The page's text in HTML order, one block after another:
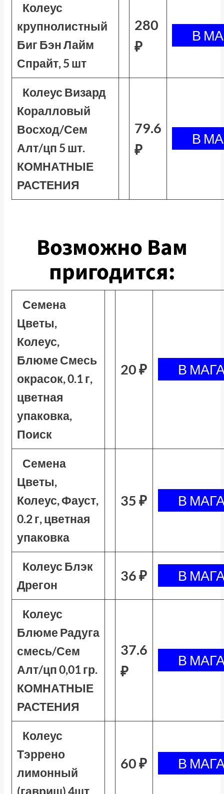
Колеус
крупнолистный
Биг Бэн Лайм
Спрайт, 5 шт
280
₽
Колеус Визард
Коралловый
Восход/Сем
Алт/цп 5 шт.
КОМНАТНЫЕ
РАСТЕНИЯ
79.6
₽
Возможно Вам
пригодится:
Семена
Цветы,
Колеус,
Блюме Смесь
окрасок, 0.1 г,
цветная
упаковка,
Поиск
20 ₽
Семена
Цветы,
Колеус, Фауст,
0.2 г, цветная
упаковка
35 ₽
Колеус Блэк
Дрегон
36 ₽
Колеус
Блюме Радуга
смесь/Сем
Алт/цп 0,01 гр.
КОМНАТНЫЕ
РАСТЕНИЯ
37.6
₽
Колеус
Тэррено
лимонный
(гавриш) 4шт
60 ₽